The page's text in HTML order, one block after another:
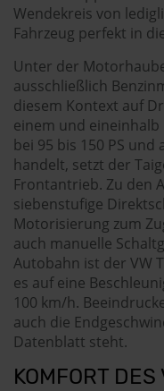
Wendekreis von
Fahrzeug perfekt in
Unter der
ausschließlich
diesem Kontext auf
einem und
bei 95 bis 150 PS und
handelt, setzt der
Frontantrieb. Zu den
siebenstufige
Motorisierung zum
auch manuelle
Autobahn ist der VW
es auf eine
100 km/h.
auch die
Datenblatt steht.
KOMFORT DES